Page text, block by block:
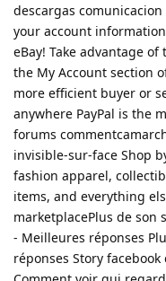
descargas
your account
eBay! Take advantage
the My Account section
more efficient buyer or
anywhere PayPal is the
forums
invisible-sur-face Shop
fashion apparel,
items, and everything
marketplacePlus de son
- Meilleures réponses
réponses Story